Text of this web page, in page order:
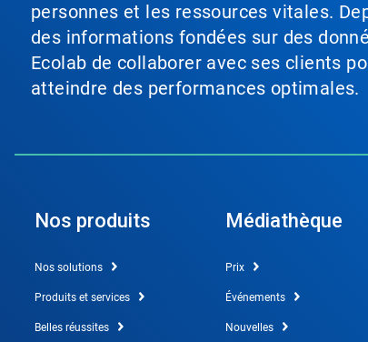
personnes et les ressources vitales.
des informations fondées sur des
Ecolab de collaborer avec ses clients
atteindre des performances optimales.
Nos produits
Nos solutions
Produits et services
Belles réussites
Médiathèque
Prix
Événements
Nouvelles